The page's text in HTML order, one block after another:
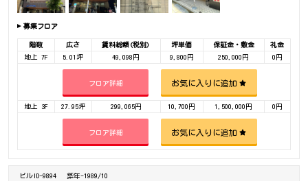
募集フロア
階数 広さ 賃料総額(税別) 坪単価 保証金・敷金
礼金
地上 7F
5.01坪 49,098円 9,800円 250,000円 0円
フロア詳細 お気に入りに追加
地上 3F 27.95坪 299,065円 10,700円 1,500,000円 0円
フロア詳細 お気に入りに追加
ビルID-9894 築年-1989/10